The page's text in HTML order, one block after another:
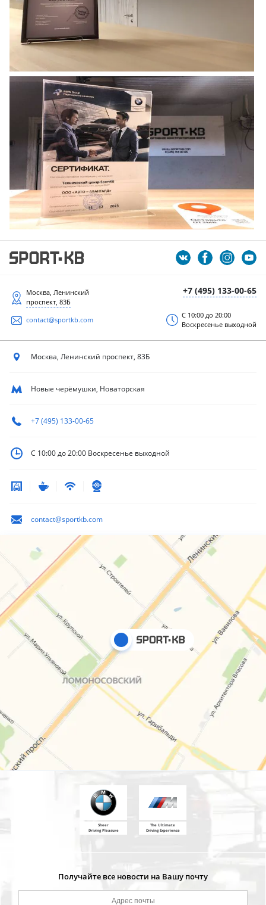
+7 (495) 133-00-65
Москва, Ленинский
проспект, 83Б
contact@sportkb.com
С 10:00 до 20:00
Воскресенье выходной
Москва, Ленинский проспект, 83Б
Новые черёмушки, Новаторская
+7 (495) 133-00-65
С 10:00 до 20:00 Воскресенье выходной
contact@sportkb.com
Sheer
Driving Pleasure
The Ultimate
Driving Experience
Получайте все новости на Вашу почту